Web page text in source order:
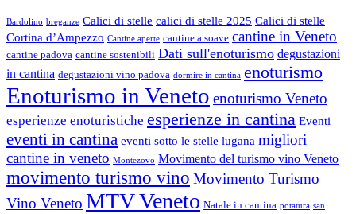
Bardolino breganze Calici di stelle calici di stelle 2025 Calici di stelle
Cortina d’Ampezzo Cantine aperte cantine a soave cantine in Veneto
cantine padova cantine sostenibili Dati sull'enoturismo degustazioni
in cantina degustazioni vino padova dormire in cantina enoturismo
Enoturismo in Veneto enoturismo Veneto
esperienze enoturistiche esperienze in cantina Eventi
eventi in cantina eventi sotto le stelle lugana migliori
cantine in veneto Montezovo Movimento del turismo vino Veneto
movimento turismo vino Movimento Turismo
Vino Veneto MTV Veneto Natale in cantina potatura san